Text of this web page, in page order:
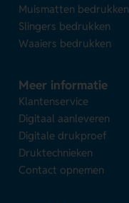
Muismatten bedrukken
Slingers bedrukken
Waaiers bedrukken
Meer informatie
Klantenservice
Digitaal aanleveren
Digitale drukproef
Druktechnieken
Contact opnemen